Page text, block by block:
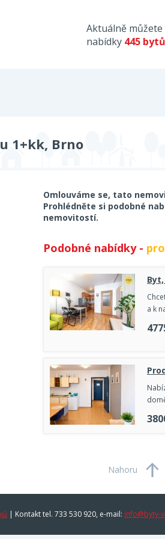
Aktuálně
nabídky 445 bytů
1+kk, Brno
Omlouváme se, tato
Prohlédněte si podobné
nemovitostí.
Podobné nabídky -
a k
Nahoru
| Kontakt tel. 733 530 920, e-mail: info@byty-